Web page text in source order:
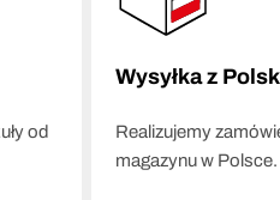
od
Wysyłka z
Realizujemy
magazynu w Polsce.